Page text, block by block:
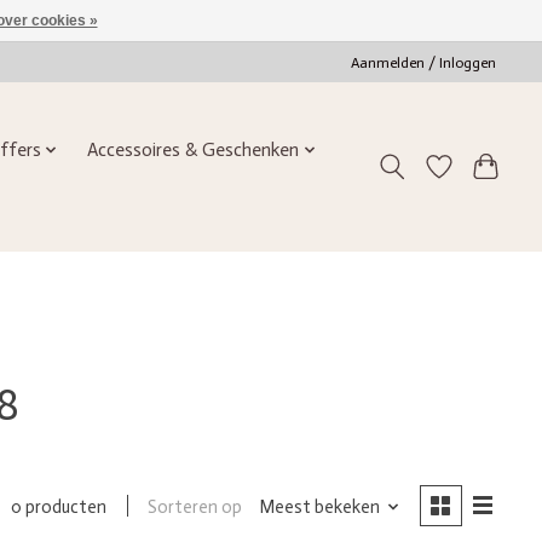
Aanmelden / Inloggen
Accessoires & Geschenken
0 producten Sorteren op Meest bekeken
cookies »